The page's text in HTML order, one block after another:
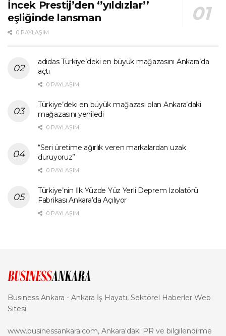
İncek Prestij’den ‘’yıldızlar’’
eşliğinde lansman
0 PAYLAŞIM
adidas Türkiye’deki en büyük mağazasını Ankara’da
açtı
0 PAYLAŞIM
Türkiye’deki en büyük mağazası olan Ankara’daki
mağazasını yeniledi
0 PAYLAŞIM
“Seri üretime ağırlık veren markalardan uzak
duruyoruz”
0 PAYLAŞIM
Türkiye’nin İlk Yüzde Yüz Yerli Deprem İzolatörü
Fabrikası Ankara’da Açılıyor
0 PAYLAŞIM
Business Ankara - Ankara İş Hayatı, Sektörel Haberler Web
Sitesi
www.businessankara.com, Ankara'daki PR ve bilgilendirme